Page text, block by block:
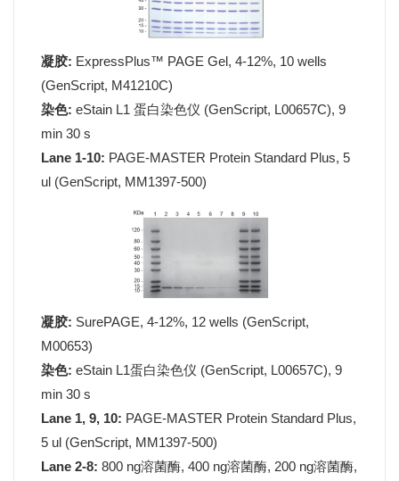
凝胶: ExpressPlus™ PAGE Gel, 4-12%, 10 wells
(GenScript, M41210C)
染色: eStain L1 蛋白染色仪 (GenScript, L00657C), 9
min 30 s
Lane 1-10: PAGE-MASTER Protein Standard Plus, 5
ul (GenScript, MM1397-500)
凝胶: SurePAGE, 4-12%, 12 wells (GenScript,
M00653)
染色: eStain L1蛋白染色仪 (GenScript, L00657C), 9
min 30 s
Lane 1, 9, 10: PAGE-MASTER Protein Standard Plus,
5 ul (GenScript, MM1397-500)
Lane 2-8: 800 ng溶菌酶, 400 ng溶菌酶, 200 ng溶菌酶,